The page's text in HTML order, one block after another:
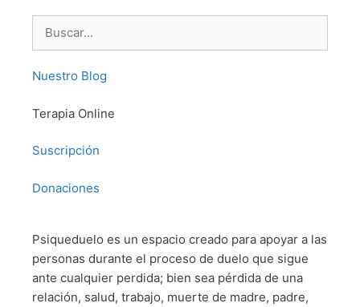
Nuestro Blog
Terapia Online
Suscripción
Donaciones
Psiqueduelo es un espacio creado para apoyar a las
personas durante el proceso de duelo que sigue
ante cualquier perdida; bien sea pérdida de una
relación, salud, trabajo, muerte de madre, padre,